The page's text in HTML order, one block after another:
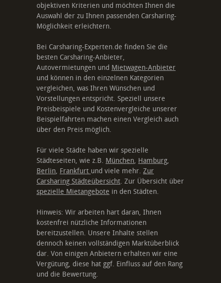
objektiven Kriterien und möchten Ihnen die
Auswahl der zu Ihnen passenden Carsharing-
Möglichkeit erleichtern.
Bei Carsharing-Experten.de finden Sie die
besten Carsharing-Anbieter,
Autovermietungen und Mietwagen-Anbieter
und können in den einzelnen Kategorien
vergleichen, was Ihren Wünschen und
Vorstellungen entspricht. Speziell unsere
Preisbeispiele und Kostenvergleiche unserer
Beispielfahrten machen einen Vergleich auch
über den Preis möglich.
Für viele Städte haben wir spezielle
Städteseiten, wie z.B. München, Hamburg,
Berlin, Frankfurt und viele mehr. Zur
Carsharing Städteübersicht. Zur Übersicht über
spezielle Mietangebote in den Städten.
Hinweis: Wir arbeiten hart daran, Ihnen
kostenfrei nützliche Informationen
bereitzustellen. Unsere Inhalte stellen
dennoch keinen vollständigen Marktüberblick
dar. Von einigen Anbietern erhalten wir eine
Vergütung, diese hat ggf. Einfluss auf den Rang
und die Bewertung.